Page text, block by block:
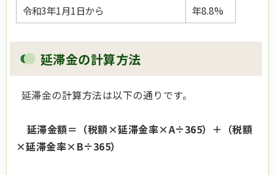
令和3年1月1日から
年8.8%
延滞金の計算方法
延滞金の計算方法は以下の通りです。
延滞金額＝（税額×延滞金率×A÷365）＋（税額
×延滞金率×B÷365）